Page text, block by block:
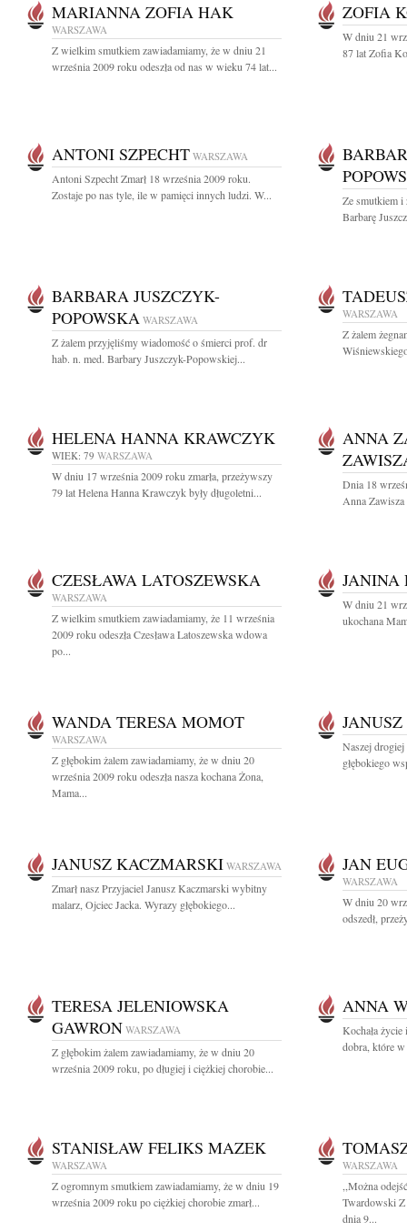
MARIANNA ZOFIA HAK
WARSZAWA
Z wielkim smutkiem zawiadamiamy, że w dniu 21
września 2009 roku odeszła od nas w wieku 74 lat...
ZOFIA
W dniu 21
87 lat Zofia
ANTONI SZPECHT WARSZAWA
Antoni Szpecht Zmarł 18 września 2009 roku.
Zostaje po nas tyle, ile w pamięci innych ludzi. W...
Ze smutkiem i
Barbarę
BARBARA JUSZCZYK-
POPOWSKA WARSZAWA
Z żalem przyjęliśmy wiadomość o śmierci prof. dr
hab. n. med. Barbary Juszczyk-Popowskiej...
WARSZAWA
Z żalem
HELENA HANNA KRAWCZYK
WIEK: 79 WARSZAWA
W dniu 17 września 2009 roku zmarła, przeżywszy
79 lat Helena Hanna Krawczyk były długoletni...
ANNA
Dnia 18
Anna
CZESŁAWA LATOSZEWSKA
WARSZAWA
Z wielkim smutkiem zawiadamiamy, że 11 września
2009 roku odeszła Czesława Latoszewska wdowa
po...
JANINA
W dniu 21
ukochana
WANDA TERESA MOMOT
WARSZAWA
Z głębokim żalem zawiadamiamy, że w dniu 20
września 2009 roku odeszła nasza kochana Żona,
Mama...
Naszej
głębokiego
JANUSZ KACZMARSKI WARSZAWA
Zmarł nasz Przyjaciel Janusz Kaczmarski wybitny
malarz, Ojciec Jacka. Wyrazy głębokiego...
JAN
WARSZAWA
W dniu 20
odszedł,
TERESA JELENIOWSKA
GAWRON WARSZAWA
Z głębokim żalem zawiadamiamy, że w dniu 20
września 2009 roku, po długiej i ciężkiej chorobie...
ANNA
Kochała
dobra, które w
STANISŁAW FELIKS MAZEK
WARSZAWA
Z ogromnym smutkiem zawiadamiamy, że w dniu 19
września 2009 roku po ciężkiej chorobie zmarł...
WARSZAWA
,,Można
Twardowski Z
dnia 9...